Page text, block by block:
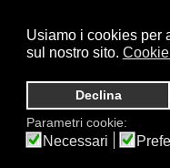
Usiamo i cookies per
sul nostro sito.
Declina
Parametri cookie:
Necessari